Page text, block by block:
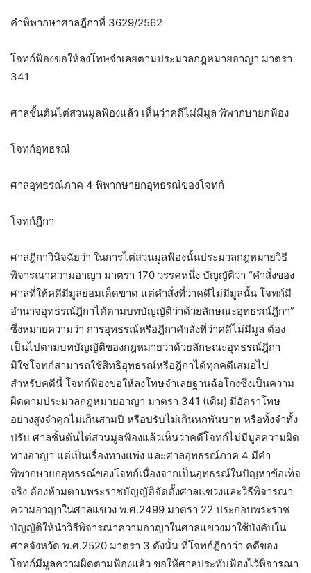
คำพิพากษาศาลฎีกาที่ 3629/2562
โจทก์ฟ้องขอให้ลงโทษจำเลยตามประมวลกฎหมายอาญา มาตรา
341
ศาลชั้นต้นไต่สวนมูลฟ้องแล้ว เห็นว่าคดีไม่มีมูล พิพากษายกฟ้อง
โจทก์อุทธรณ์
ศาลอุทธรณ์ภาค 4 พิพากษายกอุทธรณ์ของโจทก์
โจทก์ฎีกา
ศาลฎีกาวินิจฉัยว่า ในการไต่สวนมูลฟ้องนั้นประมวลกฎหมายวิธี
พิจารณาความอาญา มาตรา 170 วรรคหนึ่ง บัญญัติว่า “คำสั่งของ
ศาลที่ให้คดีมีมูลย่อมเด็ดขาด แต่คำสั่งที่ว่าคดีไม่มีมูลนั้น โจทก์มี
อำนาจอุทธรณ์ฎีกาได้ตามบทบัญญัติว่าด้วยลักษณะอุทธรณ์ฎีกา”
ซึ่งหมายความว่า การอุทธรณ์หรือฎีกาคำสั่งที่ว่าคดีไม่มีมูล ต้อง
เป็นไปตามบทบัญญัติของกฎหมายว่าด้วยลักษณะอุทธรณ์ฎีกา
มิใช่โจทก์สามารถใช้สิทธิอุทธรณ์หรือฎีกาได้ทุกคดีเสมอไป
สำหรับคดีนี้ โจทก์ฟ้องขอให้ลงโทษจำเลยฐานฉ้อโกงซึ่งเป็นความ
ผิดตามประมวลกฎหมายอาญา มาตรา 341 (เดิม) มีอัตราโทษ
อย่างสูงจำคุกไม่เกินสามปี หรือปรับไม่เกินหกพันบาท หรือทั้งจำทั้ง
ปรับ ศาลชั้นต้นไต่สวนมูลฟ้องแล้วเห็นว่าคดีโจทก์ไม่มีมูลความผิด
ทางอาญา แต่เป็นเรื่องทางแพ่ง และศาลอุทธรณ์ภาค 4 มีคำ
พิพากษายกอุทธรณ์ของโจทก์เนื่องจากเป็นอุทธรณ์ในปัญหาข้อเท็จ
จริง ต้องห้ามตามพระราชบัญญัติจัดตั้งศาลแขวงและวิธีพิจารณา
ความอาญาในศาลแขวง พ.ศ.2499 มาตรา 22 ประกอบพระราช
บัญญัติให้นำวิธีพิจารณาความอาญาในศาลแขวงมาใช้บังคับใน
ศาลจังหวัด พ.ศ.2520 มาตรา 3 ดังนั้น ที่โจทก์ฎีกาว่า คดีของ
โจทก์มีมูลความผิดตามฟ้องแล้ว ขอให้ศาลประทับฟ้องไว้พิจารณา